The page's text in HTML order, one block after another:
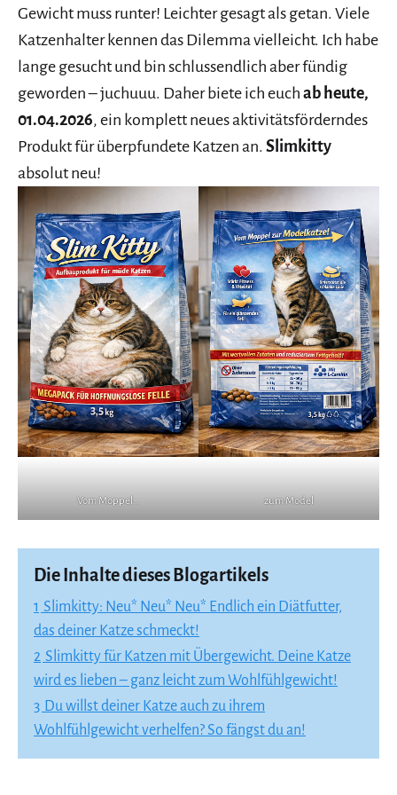
Gewicht muss runter! Leichter gesagt als getan. Viele
Katzenhalter kennen das Dilemma vielleicht. Ich habe
lange gesucht und bin schlussendlich aber fündig
geworden – juchuuu. Daher biete ich euch ab heute,
01.04.2026, ein komplett neues aktivitätsförderndes
Produkt für überpfundete Katzen an. Slimkitty
absolut neu!
Vom Moppel… zum Model
Die Inhalte dieses Blogartikels
1 Slimkitty: Neu* Neu* Neu* Endlich ein Diätfutter,
das deiner Katze schmeckt!
2 Slimkitty für Katzen mit Übergewicht. Deine Katze
wird es lieben – ganz leicht zum Wohlfühlgewicht!
3 Du willst deiner Katze auch zu ihrem
Wohlfühlgewicht verhelfen? So fängst du an!